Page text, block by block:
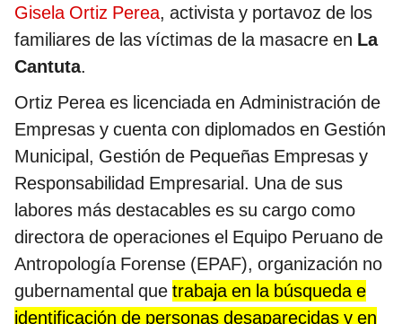
Gisela Ortiz Perea, activista y portavoz de los
familiares de las víctimas de la masacre en La
Cantuta.
Ortiz Perea es licenciada en Administración de
Empresas y cuenta con diplomados en Gestión
Municipal, Gestión de Pequeñas Empresas y
Responsabilidad Empresarial. Una de sus
labores más destacables es su cargo como
directora de operaciones el Equipo Peruano de
Antropología Forense (EPAF), organización no
gubernamental que trabaja en la búsqueda e
identificación de personas desaparecidas y en